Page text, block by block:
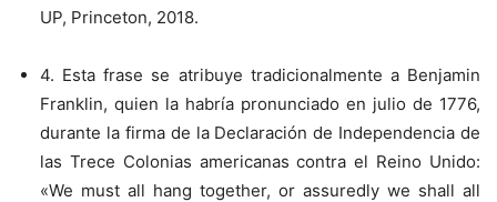
UP, Princeton, 2018.
4. Esta frase se atribuye tradicionalmente a Benjamin
Franklin, quien la habría pronunciado en julio de 1776,
durante la firma de la Declaración de Independencia de
las Trece Colonias americanas contra el Reino Unido:
«We must all hang together, or assuredly we shall all